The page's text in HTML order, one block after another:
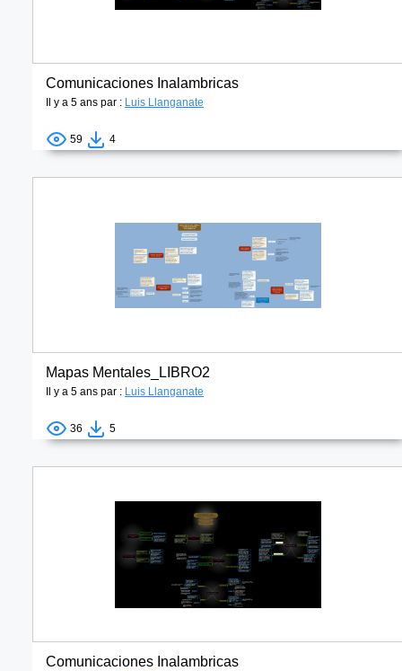
Comunicaciones Inalambricas
Il y a 5 ans par : Luis Llanganate
59 4
Mapas Mentales_LIBRO2
Il y a 5 ans par : Luis Llanganate
36 5
Comunicaciones Inalambricas